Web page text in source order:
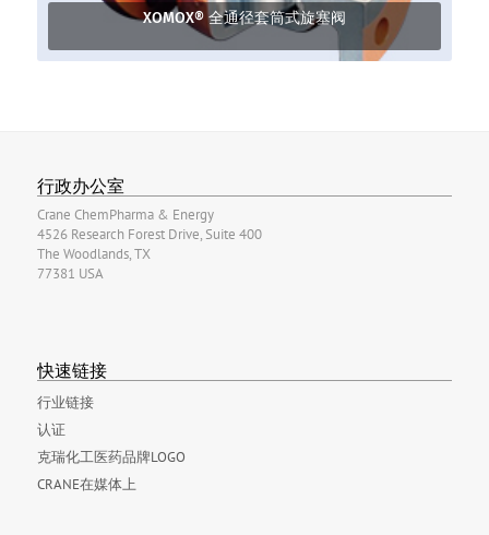
XOMOX® 全通径套筒式旋塞阀
行政办公室
Crane ChemPharma & Energy
4526 Research Forest Drive, Suite 400
The Woodlands, TX
77381 USA
快速链接
行业链接
认证
克瑞化工医药品牌LOGO
CRANE在媒体上